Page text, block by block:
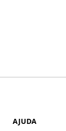
AJUDA